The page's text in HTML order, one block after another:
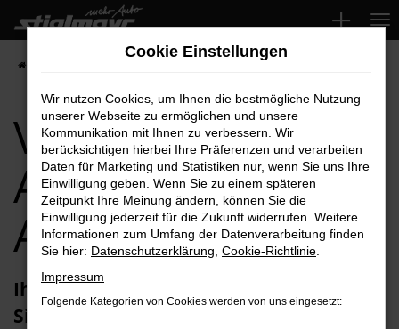
Zum
Hauptinhalt
springen
VW Touareg für
Aichach Top-
Angebote
Ihren VW Touareg für Aichach erhalten
Sie im Autohaus Stiglmayr
Cookie Einstellungen
Wir nutzen Cookies, um Ihnen die bestmögliche Nutzung
unserer Webseite zu ermöglichen und unsere
Kommunikation mit Ihnen zu verbessern. Wir
berücksichtigen hierbei Ihre Präferenzen und verarbeiten
Daten für Marketing und Statistiken nur, wenn Sie uns Ihre
Einwilligung geben. Wenn Sie zu einem späteren
Zeitpunkt Ihre Meinung ändern, können Sie die
Einwilligung jederzeit für die Zukunft widerrufen. Weitere
Informationen zum Umfang der Datenverarbeitung finden
Sie hier: Datenschutzerklärung Cookie-Richtlinie
Impressum
Folgende Kategorien von Cookies werden von uns eingesetzt: